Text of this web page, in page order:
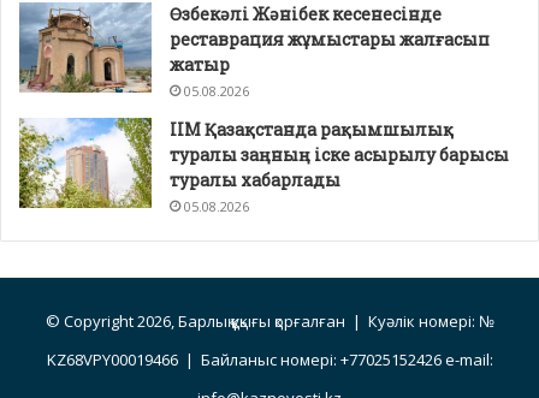
Өзбекәлі Жәнібек кесенесінде
реставрация жұмыстары жалғасып
жатыр
05.08.2026
ІІМ Қазақстанда рақымшылық
туралы заңның іске асырылу барысы
туралы хабарлады
05.08.2026
© Copyright 2026, Барлық құқығы қорғалған | Куәлік номері: №
KZ68VPY00019466 | Байланыс номері: +77025152426 e-mail: